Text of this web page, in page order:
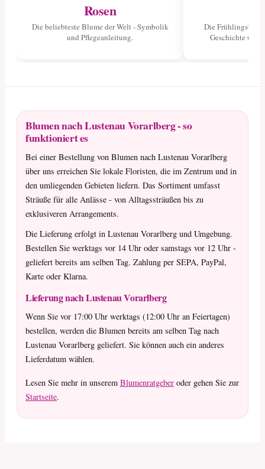
Rosen
Die beliebteste Blume der Welt - Symbolik
und Pflegeanleitung.
Die
Geschichte und
Blumen nach Lustenau Vorarlberg - so
funktioniert es
Bei einer Bestellung von Blumen nach Lustenau Vorarlberg
über uns erreichen Sie lokale Floristen, die im Zentrum und in
den umliegenden Gebieten liefern. Das Sortiment umfasst
Sträuße für alle Anlässe - von Alltagssträußen bis zu
exklusiveren Arrangements.
Die Lieferung erfolgt in Lustenau Vorarlberg und Umgebung.
Bestellen Sie werktags vor 14 Uhr oder samstags vor 12 Uhr -
geliefert bereits am selben Tag. Zahlung per SEPA, PayPal,
Karte oder Klarna.
Lieferung nach Lustenau Vorarlberg
Wenn Sie vor 17:00 Uhr werktags (12:00 Uhr an Feiertagen)
bestellen, werden die Blumen bereits am selben Tag nach
Lustenau Vorarlberg geliefert. Sie können auch ein anderes
Lieferdatum wählen.
Lesen Sie mehr in unserem Blumenratgeber oder gehen Sie zur
Startseite.